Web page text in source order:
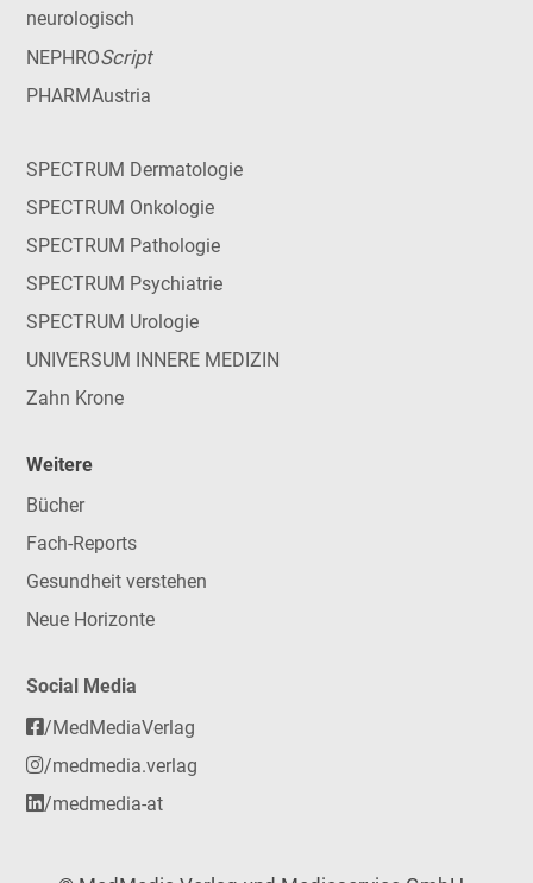
neurologisch
NEPHROScript
PHARMAustria
SPECTRUM Dermatologie
SPECTRUM Onkologie
SPECTRUM Pathologie
SPECTRUM Psychiatrie
SPECTRUM Urologie
UNIVERSUM INNERE MEDIZIN
Zahn Krone
Weitere
Bücher
Fach-Reports
Gesundheit verstehen
Neue Horizonte
Social Media
/MedMediaVerlag
/medmedia.verlag
/medmedia-at